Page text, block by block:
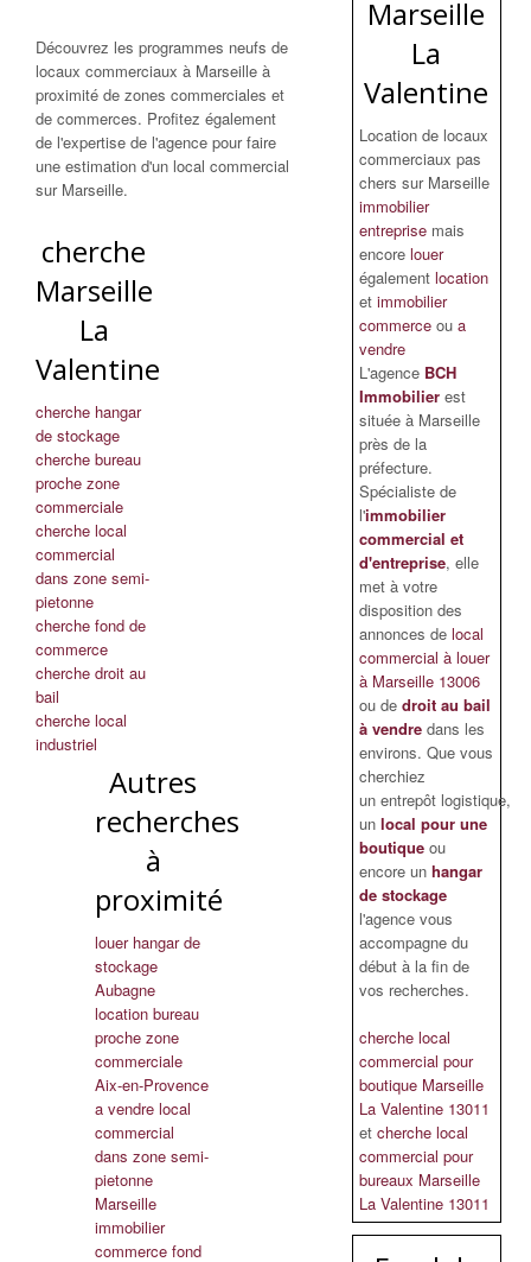
Découvrez les programmes neufs de
locaux commerciaux à Marseille à
proximité de zones commerciales et
de commerces. Profitez également
de l'expertise de l'agence pour faire
une estimation d'un local commercial
sur Marseille.
cherche
Marseille
La
Valentine
cherche hangar
de stockage
cherche bureau
proche zone
commerciale
cherche local
commercial
dans zone semi-
pietonne
cherche fond de
commerce
cherche droit au
bail
cherche local
industriel
Autres
recherches
à
proximité
louer hangar de
stockage
Aubagne
location bureau
proche zone
commerciale
Aix-en-Provence
a vendre local
commercial
dans zone semi-
pietonne
Marseille
immobilier
commerce fond
Marseille
La
Valentine
Location de locaux
commerciaux pas
chers sur Marseille
immobilier
entreprise mais
encore louer
également location
et immobilier
commerce ou a
vendre
L'agence BCH
Immobilierest
située à Marseille
près de la
préfecture.
Spécialiste de
l'immobilier
commercial et
d'entreprise, elle
met à votre
disposition des
annonces de local
commercial à louer
à Marseille 13006
ou de droit au bail
à vendredans les
environs. Que vous
cherchiez
un entrepôt logistique,
un local pour une
boutiqueou
encore un hangar
de stockage
l'agence vous
accompagne du
début à la fin de
vos recherches.
cherche local
commercial pour
boutique Marseille
La Valentine 13011
et cherche local
commercial pour
bureaux Marseille
La Valentine 13011